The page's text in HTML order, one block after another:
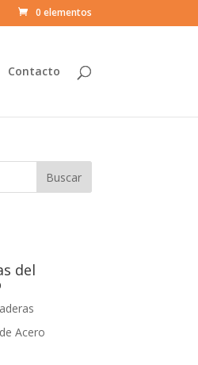
0 elementos
Contacto
del
Acero